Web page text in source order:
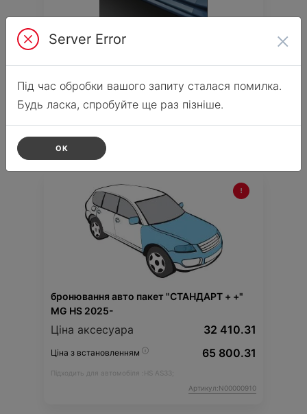
Ціна аксесуара 2 165.37
Ціна з встановленням 5 345.37
Підходить для автомобіля : HS; 5NEW;
HS AS33;ZS ZS32;
бронювання авто пакет "СТАНДАРТ + +"
MG HS 2025-
Ціна аксесуара 32 410.31
Ціна з встановленням 65 800.31
Підходить для автомобіля :HS AS33;
Артикул:N00000910
Server Error ×
Під час обробки вашого запиту сталася помилка.
Будь ласка, спробуйте ще раз пізніше.
ОК